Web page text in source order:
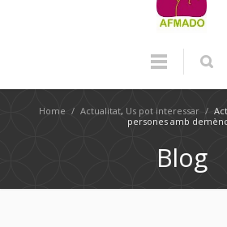
Home / Actualitat, Us pot interessar /
persones amb
Blog